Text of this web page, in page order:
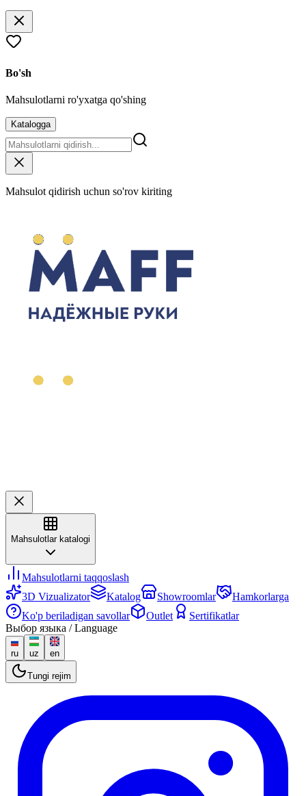
Bo'sh
Mahsulotlarni ro'yxatga qo'shing
Katalogga
Mahsulot qidirish uchun so'rov kiriting
Mahsulotlar katalogi
Mahsulotlarni taqqoslash
3D Vizualizator
Katalog Showroomlar
Hamkorlarga
Ko'p beriladigan savollar
Outlet
Sertifikatlar
Выбор языка / Language
ru uz en
Tungi rejim